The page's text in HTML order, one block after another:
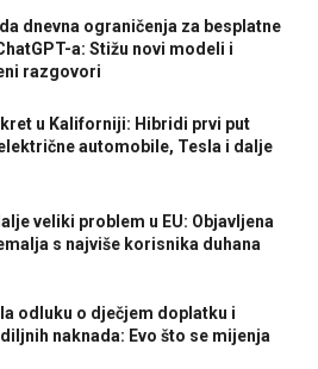
dnevna ograničenja za besplatne
a: Stižu novi modeli i
razgovori
u Kaliforniji: Hibridi prvi put
automobile, Tesla i dalje
veliki problem u EU: Objavljena
s najviše korisnika duhana
odluku o dječjem doplatku i
naknada: Evo što se mijenja